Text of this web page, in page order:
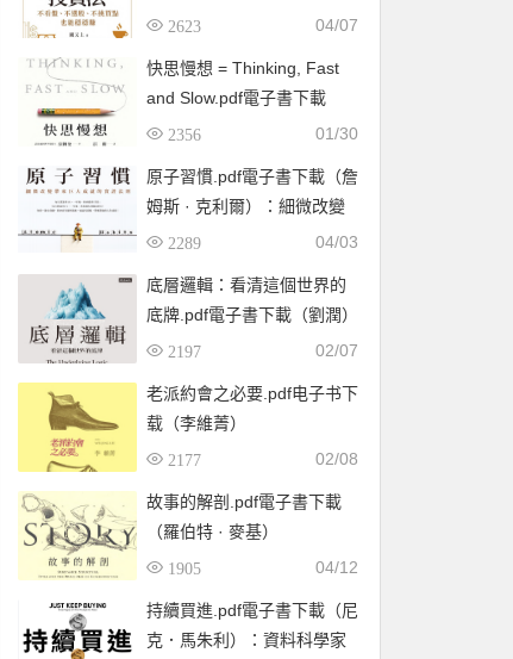
選股、不挑買點也能穩穩賺
2623 04/07
快思慢想 = Thinking, Fast
and Slow.pdf電子書下載
（康納曼 (Daniel
2356 01/30
原子習慣.pdf電子書下載（詹
姆斯 · 克利爾）：細微改變
帶來巨大成就的實證法則
2289 04/03
底層邏輯：看清這個世界的
底牌.pdf電子書下載（劉潤）
2197 02/07
老派約會之必要.pdf电子书下
载（李維菁）
2177 02/08
故事的解剖.pdf電子書下載
（羅伯特 · 麥基）
1905 04/12
持續買進.pdf電子書下載（尼
克．馬朱利）：資料科學家